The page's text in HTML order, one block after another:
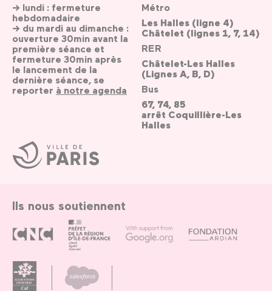
Ville
de
Paris
→ lundi : fermeture
hebdomadaire
→ du mardi au dimanche :
ouverture 30min avant la
première séance et
fermeture 30min après
le lancement de la
dernière séance, se
reporter à notre agenda
Métro
Les Halles (ligne 4)
Châtelet (lignes 1, 7, 14)
RER
Châtelet-Les Halles
(Lignes A, B, D)
Bus
67, 74, 85
arrêt Coquillière-Les
Halles
Ils nous soutiennent